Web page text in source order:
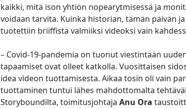
kaikki, mitä ison yhtiön nopearytmisessä ja
voidaan tarvita. Kuinka historian, tämän päivän
tuotettiin briiffistä valmiiksi videoksi vain
– Covid-19-pandemia on tuonut viestintään
tapaamiset ovat olleet katkolla. Vuosittaisen
idea videon tuottamisesta. Aikaa tosin oli vain
tuottaminen tuntui lähes mahdottomalta
Storyboundilta, toimitusjohtaja Anu Ora